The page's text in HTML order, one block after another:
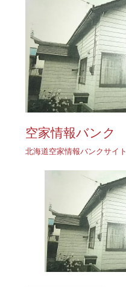
空家情報バンク
北海道空家情報バンクサイト